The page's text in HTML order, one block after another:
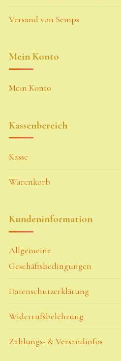
Versand von Semps
Mein Konto
Mein Konto
Kassenbereich
Kasse
Warenkorb
Kundeninformation
Allgemeine
Geschäftsbedingungen
Datenschutzerklärung
Widerrufsbelehrung
Zahlungs- & Versandinfos